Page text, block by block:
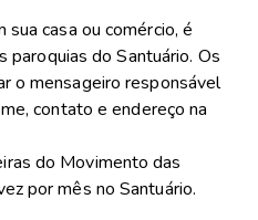
sua casa ou comércio, é
paroquias do Santuário. Os
o mensageiro responsável
contato e endereço na
do Movimento das
por mês no Santuário.